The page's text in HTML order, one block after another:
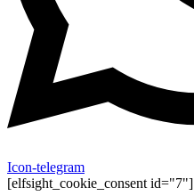
Icon-telegram
[elfsight_cookie_consent id="7"]